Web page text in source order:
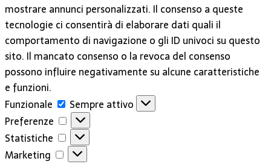
mostrare annunci personalizzati. Il consenso a queste
tecnologie ci consentirà di elaborare dati quali il
comportamento di navigazione o gli ID univoci su questo
sito. Il mancato consenso o la revoca del consenso
possono influire negativamente su alcune caratteristiche
e funzioni.
Funzionale
Funzionale
Sempre attivo
Preferenze
Preferenze
Statistiche
Statistiche
Marketing
Marketing